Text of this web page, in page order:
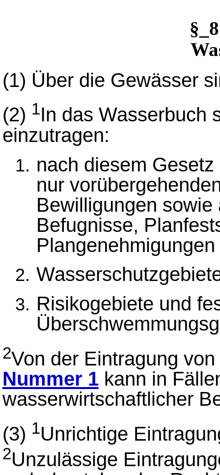
(1) Über die Gewässer
(2) 1In das Wasserbuch
einzutragen:
nach diesem
nur
Bewilligungen
Befugnisse,
Risikogebiete und
2Von der Eintragung
Nummer 1kann in
wasserwirtschaftlicher
(3) 1Unrichtige
2Unzulässige